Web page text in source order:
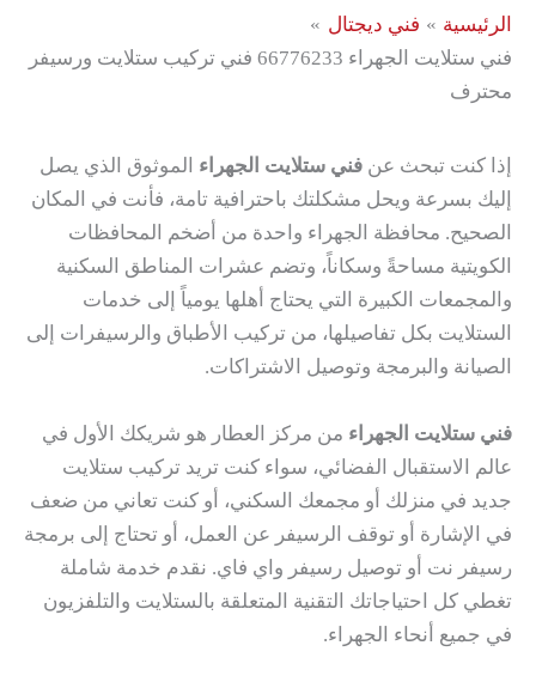
الرئيسية
فني ديجتال
فني ستلايت الجهراء 66776233 فني تركيب ستلايت ورسيفر
محترف
إذا كنت تبحث عن فني ستلايت الجهراء الموثوق الذي يصل
إليك بسرعة ويحل مشكلتك باحترافية تامة، فأنت في المكان
الصحيح. محافظة الجهراء واحدة من أضخم المحافظات
الكويتية مساحةً وسكاناً، وتضم عشرات المناطق السكنية
والمجمعات الكبيرة التي يحتاج أهلها يومياً إلى خدمات
الستلايت بكل تفاصيلها، من تركيب الأطباق والرسيفرات إلى
الصيانة والبرمجة وتوصيل الاشتراكات.
فني ستلايت الجهراء من مركز العطار هو شريكك الأول في
عالم الاستقبال الفضائي، سواء كنت تريد تركيب ستلايت
جديد في منزلك أو مجمعك السكني، أو كنت تعاني من ضعف
في الإشارة أو توقف الرسيفر عن العمل، أو تحتاج إلى برمجة
رسيفر نت أو توصيل رسيفر واي فاي. نقدم خدمة شاملة
تغطي كل احتياجاتك التقنية المتعلقة بالستلايت والتلفزيون
في جميع أنحاء الجهراء.